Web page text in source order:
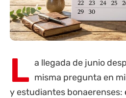
L a llegada de junio
misma pregunta en
y estudiantes bonaerenses: